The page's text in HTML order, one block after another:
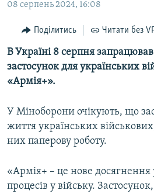
до
навігації
Перейти
до
пошуку
ПОЛІТИКА
БЛОГИ
ПОГЛЯД
ІНТЕРВ'Ю
СПЕЦПРОЕКТИ
СВІДЧЕННЯ ОКУПАЦІЇ
ЯК ОБІЙТИ БЛОКУВАННЯ
Русский
Qırımtatar
08 серпень 2024, 16:08
Поділитись Читати без
В Україні 8 серпня
застосунок для українських
«Армія+».
У Міноборони очікують, що
життя українських
них паперову роботу.
«Армія+ – це нове досягнення
процесів у війську.